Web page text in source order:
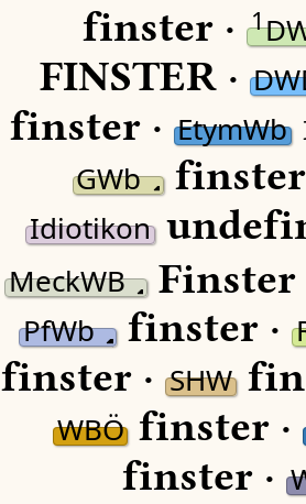
finster · 1
FINSTER ·
finster · EtymWb
GWb
Idiotikon
MeckWB Finster
PfWb finster ·
finster ·SHW
WBÖfinster ·
finster ·